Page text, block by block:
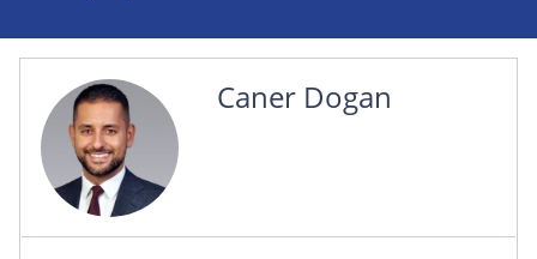
Caner Dogan